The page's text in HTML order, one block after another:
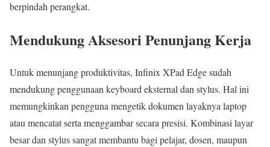
berpindah perangkat.
Mendukung Aksesori Penunjang Kerja
Untuk menunjang produktivitas, Infinix XPad Edge sudah
mendukung penggunaan keyboard eksternal dan stylus. Hal ini
memungkinkan pengguna mengetik dokumen layaknya laptop
atau mencatat serta menggambar secara presisi. Kombinasi layar
besar dan stylus sangat membantu bagi pelajar, dosen, maupun